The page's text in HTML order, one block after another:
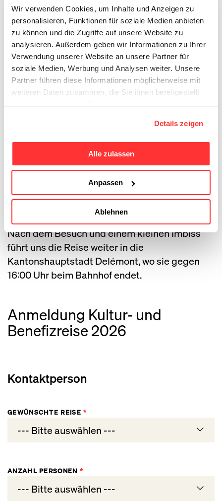
Wir verwenden Cookies, um Inhalte und Anzeigen zu
personalisieren, Funktionen für soziale Medien anbieten
zu können und die Zugriffe auf unsere Website zu
analysieren. Außerdem geben wir Informationen zu Ihrer
Verwendung unserer Website an unsere Partner für
soziale Medien, Werbung und Analysen weiter. Unsere
Partner führen diese Informationen möglicherweise mit
weiteren Daten zusammen, die Sie ihnen bereitgestellt
Details zeigen
Alle zulassen
Anpassen
Ablehnen
gepflegt.Willkommen in La Cousterie!Auf
einem Rundgang durch den Garten erfahren
wir mehr über die Geschichte und die
Besonderheiten dieses einzigartigen Ortes.
Dabei entdecken wir auch eine äusserst
seltene, kunstvoll gestaltete „cage à oiseaux“-
Grotte, ein Kleinod aus vergangenen Zeiten.
Grotte © René Koelliker
Nach dem Besuch und einem kleinen Imbiss
führt uns die Reise weiter in die
Kantonshauptstadt Delémont, wo sie gegen
16:00 Uhr beim Bahnhof endet.
Anmeldung Kultur- und
Benefizreise 2026
Kontaktperson
GEWÜNSCHTE REISE*
--- Bitte auswählen ---
ANZAHL PERSONEN *
--- Bitte auswählen ---